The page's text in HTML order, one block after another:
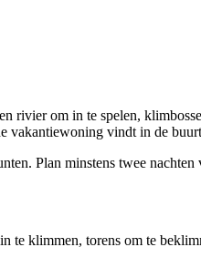
rivier om in te spelen,
vakantiewoning vindt in de
Plan minstens twee nachten
te klimmen, torens om te